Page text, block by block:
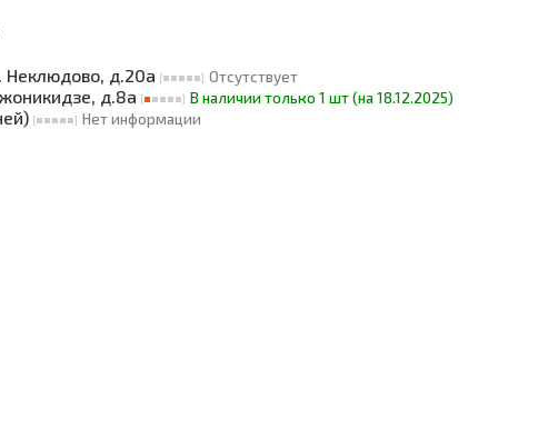
Неклюдово, д.20а
Отсутствует
д.8а В наличии только 1 шт (на 18.12.2025)
Нет информации